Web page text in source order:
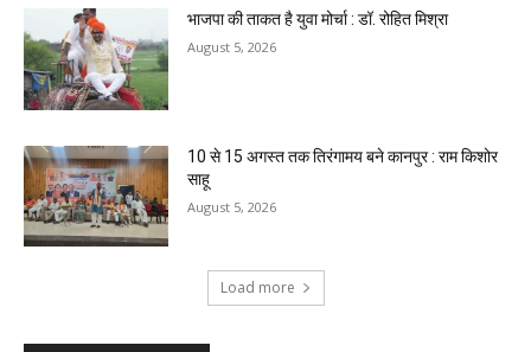
भाजपा की ताकत है युवा मोर्चा : डॉ. रोहित मिश्रा
August 5, 2026
10 से 15 अगस्त तक तिरंगामय बने कानपुर : राम किशोर
साहू
August 5, 2026
Load more